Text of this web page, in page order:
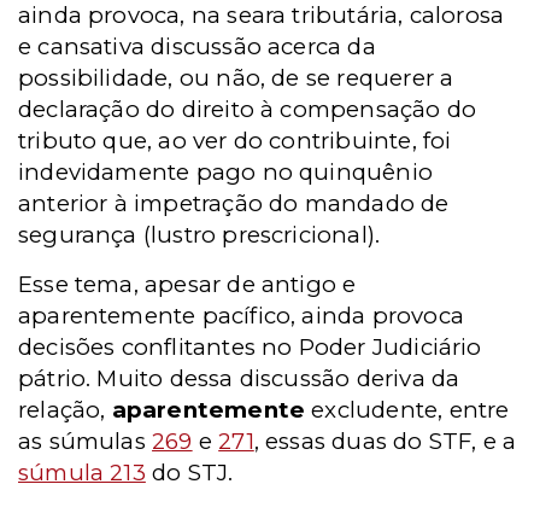
ainda provoca, na seara tributária, calorosa
e cansativa discussão acerca da
possibilidade, ou não, de se requerer a
declaração do direito à compensação do
tributo que, ao ver do contribuinte, foi
indevidamente pago no quinquênio
anterior à impetração do mandado de
segurança (lustro prescricional).
Esse tema, apesar de antigo e
aparentemente pacífico, ainda provoca
decisões conflitantes no Poder Judiciário
pátrio. Muito dessa discussão deriva da
relação, aparentemente excludente, entre
as súmulas269 e271, essas duas do STF, e a
súmula 213 do STJ.